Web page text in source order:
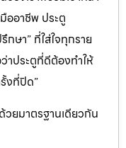
ออาชีพ ประตู
ษา” ที่ใส่ใจทุกราย
าประตูที่ดีต้องทำให้
งที่ปิด”
ยมาตรฐานเดียวกัน